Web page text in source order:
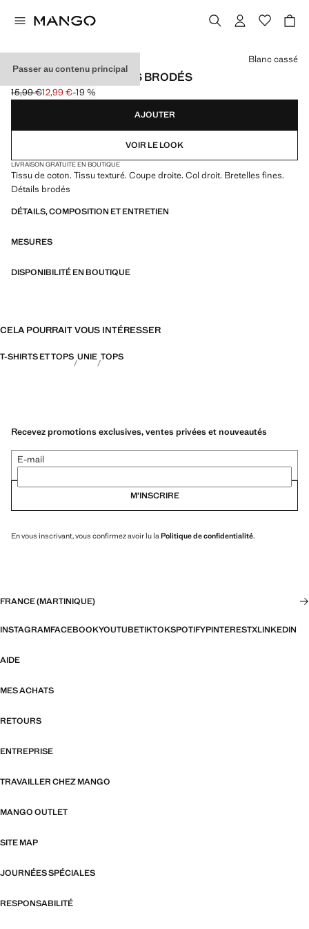
Passer au contenu principal
DÉBARDEUR À DÉTAILS BRODÉS
Prix initial barré [15,99 € ]
15,99 €
Prix actuel [12,99 € ]
12,99 €-19 %
Choisissez une couleur
Blanc cassé
AJOUTER
VOIR LE LOOK
LIVRAISON GRATUITE EN BOUTIQUE
Tissu de coton. Tissu texturé. Coupe droite. Col droit. Bretelles fines.
Détails brodés
DÉTAILS, COMPOSITION ET ENTRETIEN
MESURES
DISPONIBILITÉ EN BOUTIQUE
CELA POURRAIT VOUS INTÉRESSER
T-SHIRTS ET TOPS UNIE TOPS
Recevez promotions exclusives, ventes privées et nouveautés
E-mail
M’INSCRIRE
En vous inscrivant, vous confirmez avoir lu la Politique de confidentialité.
FRANCE (MARTINIQUE)
INSTAGRAMFACEBOOKYOUTUBETIKTOKSPOTIFYPINTERESTXLINKEDIN
AIDE
MES ACHATS
RETOURS
ENTREPRISE
TRAVAILLER CHEZ MANGO
MANGO OUTLET
SITE MAP
JOURNÉES SPÉCIALES
RESPONSABILITÉ